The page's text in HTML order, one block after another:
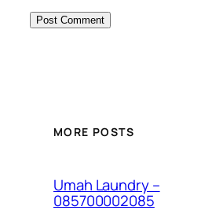
MORE POSTS
Umah Laundry –
085700002085